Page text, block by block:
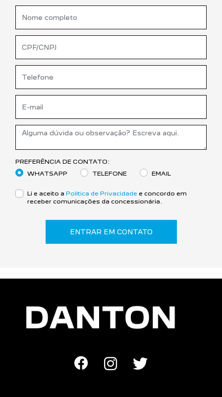
PREFERÊNCIA DE CONTATO:
WHATSAPP
TELEFONE EMAIL
Li e aceito a Política de Privacidade e concordo em
receber comunicações da concessionária.
ENTRAR EM CONTATO